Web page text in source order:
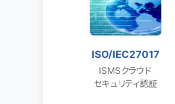
ISO/IEC27017
ISMSクラウド
セキュリティ認証